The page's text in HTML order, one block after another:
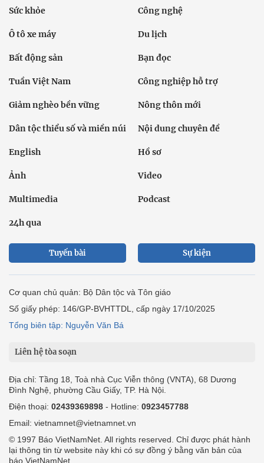
Sức khỏe Công nghệ
Ô tô xe máy Du lịch
Bất động sản Bạn đọc
Tuần Việt Nam Công nghiệp hỗ trợ
Giảm nghèo bền vững Nông thôn mới
Dân tộc thiểu số và miền núi Nội dung chuyên đề
English Hồ sơ
Ảnh Video
Multimedia Podcast
24h qua
Tuyến bài Sự kiện
Cơ quan chủ quản: Bộ Dân tộc và Tôn giáo
Số giấy phép: 146/GP-BVHTTDL, cấp ngày 17/10/2025
Tổng biên tập: Nguyễn Văn Bá
Liên hệ tòa soạn
Địa chỉ: Tầng 18, Toà nhà Cục Viễn thông (VNTA), 68 Dương
Đình Nghệ, phường Cầu Giấy, TP. Hà Nội.
Điện thoại: 02439369898 - Hotline: 0923457788
Email: vietnamnet@vietnamnet.vn
© 1997 Báo VietNamNet. All rights reserved. Chỉ được phát hành
lại thông tin từ website này khi có sự đồng ý bằng văn bản của
báo VietNamNet.